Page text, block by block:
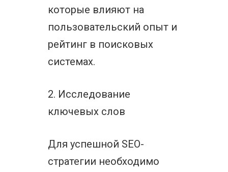
которые влияют на
пользовательский опыт и
рейтинг в поисковых
системах.
2. Исследование
ключевых слов
Для успешной SEO-
стратегии необходимо